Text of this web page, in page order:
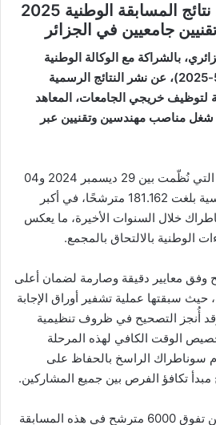
سوناطراك تُعلن عن نتائج المسابقة الوطنية 2025
جامعيين في الجزائر
بالشراكة مع الوكالة الوطنية
للتشغيل اليوم الثلاثاء (6-5-2025)، عن نشر النتائج الرسمية
لتوظيف خريجي الجامعات، المعاهد
شغل مناصب مهندسين وتقنيين عبر
لقد شهدت هذه المسابقة، التي نُظّمت بين 29 ديسمبر 2024 و04
جانفي 2025، مشاركة قياسية بلغت 181.162 مترشحًا، في أكبر
خلال السنوات الأخيرة، ما يعكس
الوطنية بالالتحاق بالمجمع.
وفق معايير دقيقة وصارمة لضمان أعلى
حيث سبقتها عملية تشفير أوراق الإجابة
أُنجز التصحيح في ظروف تنظيمية
تخصيص الوقت الكافي لهذه المرحلة
سوناطراك الراسخ بالحفاظ على
تكافؤ الفرص بين جميع المشاركين.
وقد أسفرت هذه العملية عن تفوق 6000 مترشح في هذه المسابقة